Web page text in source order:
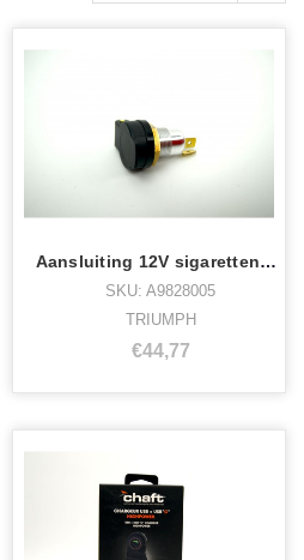
Aansluiting 12V sigarettenplug Tiger,spe
SKU: A9828005
TRIUMPH
€44,77